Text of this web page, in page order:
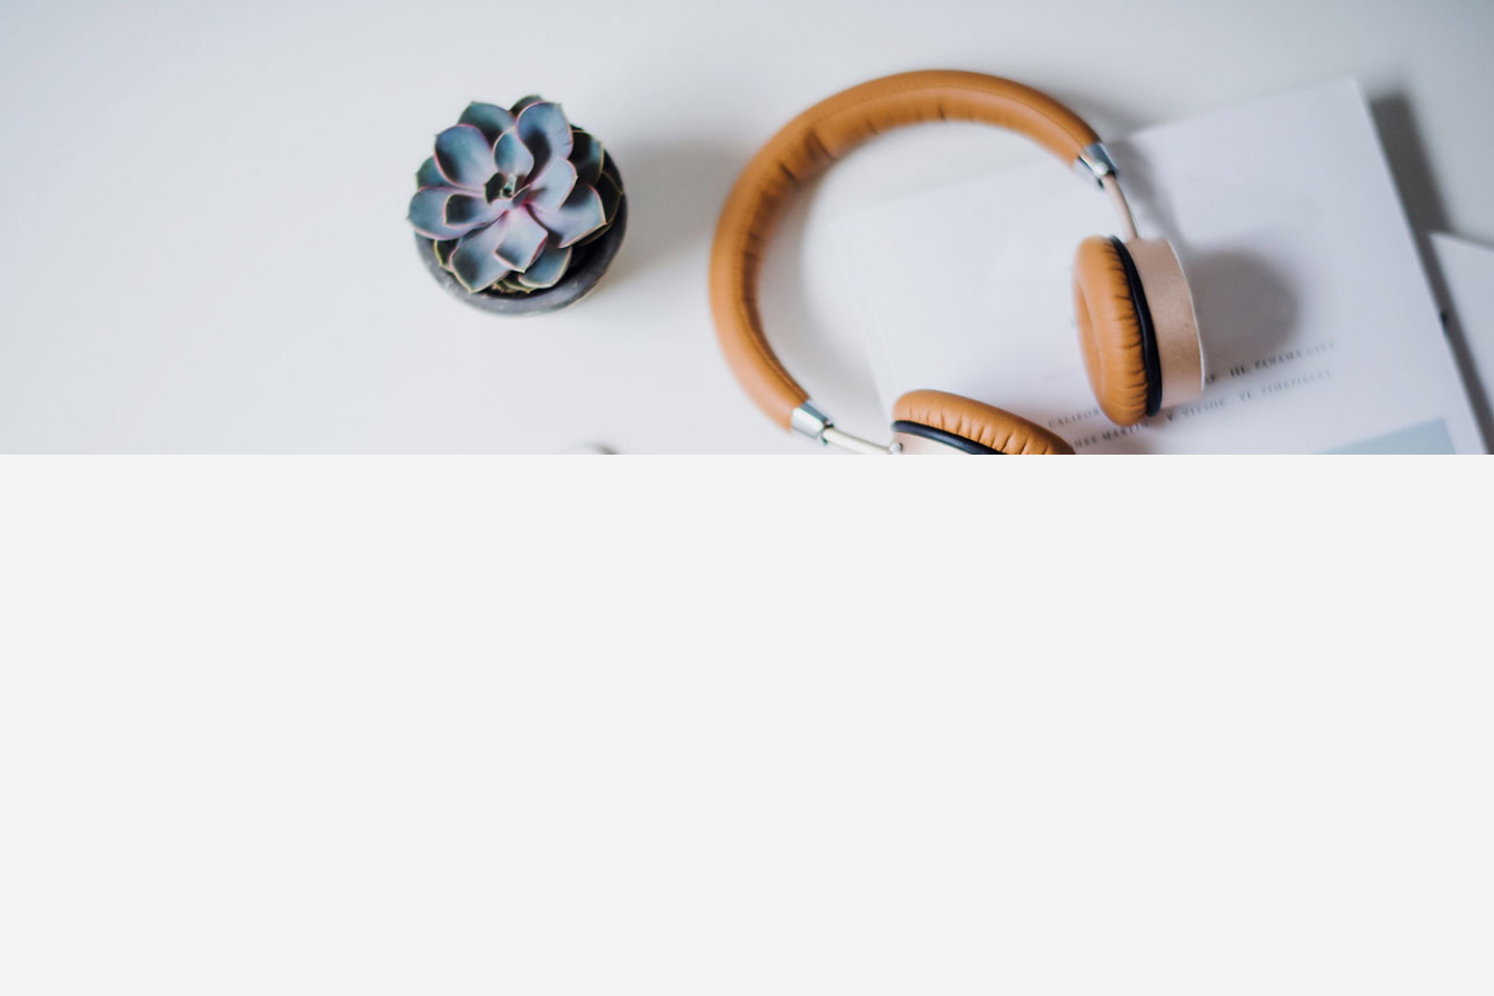
Kontaktieren Sie uns!
Bitte füllen Sie unser Kontaktformular möglichst vollständig aus,
wenn Sie Interesse an der Domain haben!
Wir melden uns in Kürze bei Ihnen.